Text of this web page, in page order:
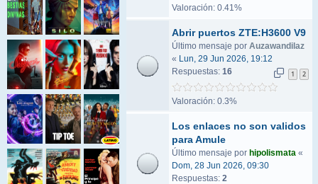
Valoración: 0.41%
Abrir puertos ZTE:H3600 V9
Último mensaje por Auzawandilaz
« Lun, 29 Jun 2026, 19:12
Respuestas: 16 1 2
Valoración: 0.3%
Los enlaces no son validos
para Amule
Último mensaje por hipolismata «
Dom, 28 Jun 2026, 09:30
Respuestas: 2